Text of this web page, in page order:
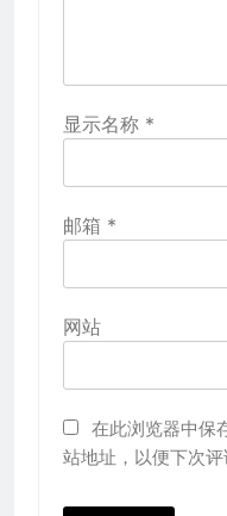
显示名称 *
邮箱 *
网站
在此浏览器中保
站地址，以便下次评